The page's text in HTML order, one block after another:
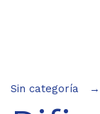
Sin categoría